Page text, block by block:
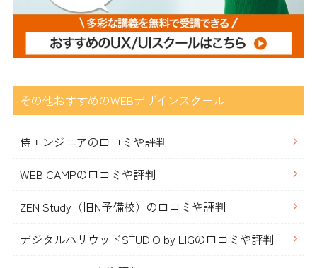
その他おすすめのWEBデザインスクール
侍エンジニアの口コミや評判
WEB CAMPの口コミや評判
ZEN Study（旧N予備校）の口コミや評判
デジタルハリウッドSTUDIO by LIGの口コミや評判